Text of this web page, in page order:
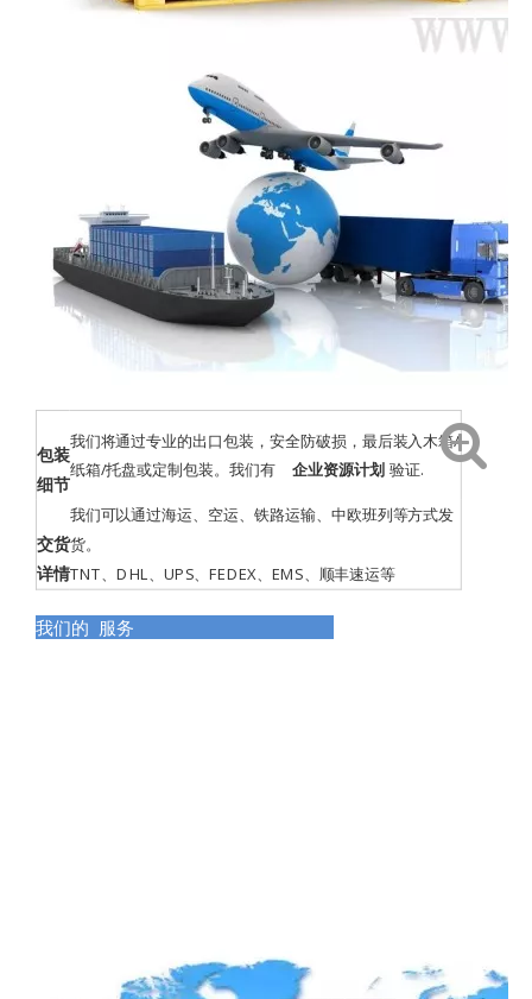
包装
细节
我们将通过专业的出口包装，安全防破损，最后装入木箱/
纸箱/托盘或定制包装。我们有企业资源计划 验证.
交货
详情
我们可以通过海运、空运、铁路运输、中欧班列等方式发
货。
TNT、DHL、UPS、FEDEX、EMS、顺丰速运等
我们的 服务